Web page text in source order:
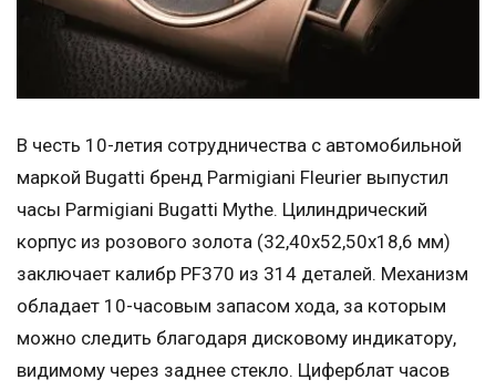
В честь 10-летия сотрудничества с автомобильной
маркой Bugatti бренд Parmigiani Fleurier выпустил
часы Parmigiani Bugatti Mythe. Цилиндрический
корпус из розового золота (32,40х52,50х18,6 мм)
заключает калибр PF370 из 314 деталей. Механизм
обладает 10-часовым запасом хода, за которым
можно следить благодаря дисковому индикатору,
видимому через заднее стекло. Циферблат часов